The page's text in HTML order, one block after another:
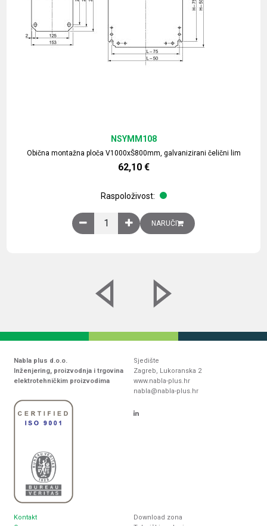
Obična montažna ploča V1000xŠ800mm, galvanizirani čelični lim
NSYMM108
62,10 €
Raspoloživost:
Obična montažna ploča V1000xŠ800mm,
NARUČI
Nabla plus d.o.o.
Inženjering, proizvodnja i trgovina
elektrotehničkim proizvodima
Sjedište
Zagreb, Lukoranska 2
www.nabla-plus.hr
nabla@nabla-plus.hr
Kontakt
Download zona